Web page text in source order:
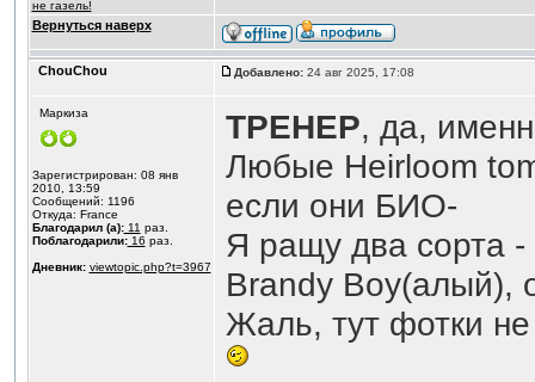
не газель!
Вернуться наверх
ChouChou Добавлено:24 авг 2025, 17:08
Маркиза
Зарегистрирован: 08 янв
2010, 13:59
Сообщений: 1196
Откуда: France
Благодарил (а):11 раз.
Поблагодарили:16 раз.
Дневник: viewtopic.php?t=3967
ТРЕНЕР, да,
Любые Heirloom
если они БИО-
Я ращу два сорта
Brandy Boy(алый),
Жаль, тут фотки не